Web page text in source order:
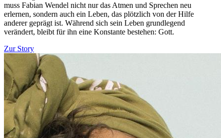
muss Fabian Wendel nicht nur das Atmen und Sprechen neu
erlernen, sondern auch ein Leben, das plötzlich von der Hilfe
anderer geprägt ist. Während sich sein Leben grundlegend
verändert, bleibt für ihn eine Konstante bestehen: Gott.
Zur Story